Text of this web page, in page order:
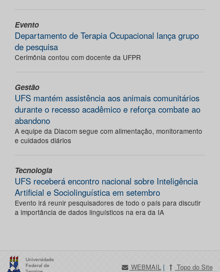
Evento
Departamento de Terapia Ocupacional lança grupo
de pesquisa
Cerimônia contou com docente da UFPR
Gestão
UFS mantém assistência aos animais comunitários
durante o recesso acadêmico e reforça combate ao
abandono
A equipe da Diacom segue com alimentação, monitoramento
e cuidados diários
Tecnologia
UFS receberá encontro nacional sobre Inteligência
Artificial e Sociolinguística em setembro
Evento irá reunir pesquisadores de todo o país para discutir
a importância de dados linguísticos na era da IA
WEBMAIL | Topo do Site